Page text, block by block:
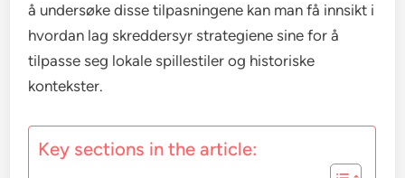
å undersøke disse tilpasningene kan man få innsikt i
hvordan lag skreddersyr strategiene sine for å
tilpasse seg lokale spillestiler og historiske
kontekster.
Key sections in the article: